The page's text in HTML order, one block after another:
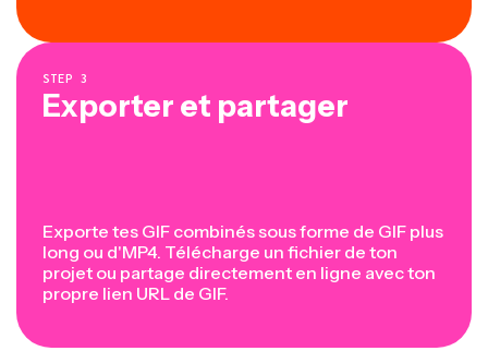
STEP 3
Exporter et partager
Exporte tes GIF combinés sous forme de GIF plus
long ou d'MP4. Télécharge un fichier de ton
projet ou partage directement en ligne avec ton
propre lien URL de GIF.